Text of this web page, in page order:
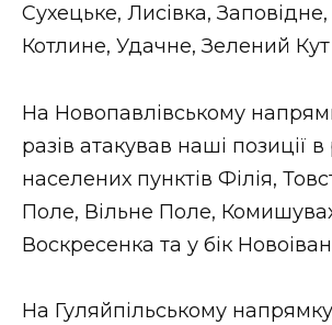
Сухецьке, Лисівка, Заповідне,
Котлине, Удачне, Зелений Кут
На Новопавлівському
разів атакував наші позиції
населених пунктів Філія,
Поле, Вільне Поле,
Воскресенка та у бік
На Гуляйпільському